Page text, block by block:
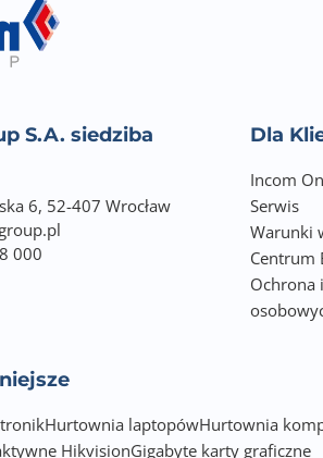
S.A. siedziba
6, 52-407 Wrocław
000
Dla
Incom
Serwis
Warunki
Centrum
Ochrona
Hurtownia laptopówHurtownia
HikvisionGigabyte karty graficzne